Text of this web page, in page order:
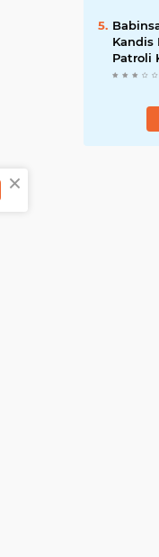
Kandis
Kandis
Patroli
×